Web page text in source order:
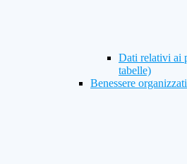
Dati relativi ai
tabelle)
Benessere